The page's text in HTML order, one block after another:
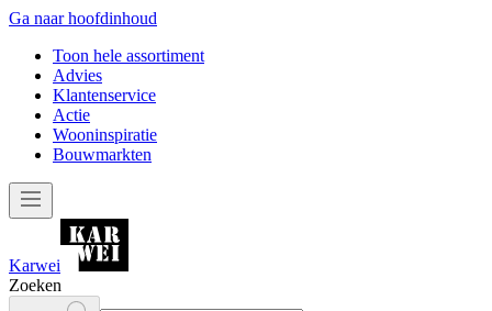
Ga naar hoofdinhoud
Toon hele assortiment
Advies
Klantenservice
Actie
Wooninspiratie
Bouwmarkten
Karwei
Zoeken